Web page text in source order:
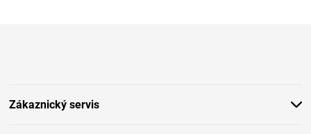
Zákaznický servis